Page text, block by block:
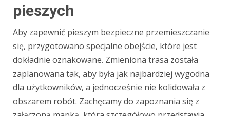
pieszych
Aby zapewnić pieszym bezpieczne przemieszczanie
się, przygotowano specjalne obejście, które jest
dokładnie oznakowane. Zmieniona trasa została
zaplanowana tak, aby była jak najbardziej wygodna
dla użytkowników, a jednocześnie nie kolidowała z
obszarem robót. Zachęcamy do zapoznania się z